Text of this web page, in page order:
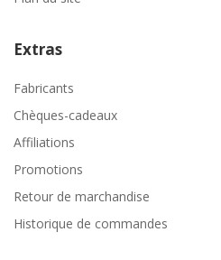
Extras
Fabricants
Chèques-cadeaux
Affiliations
Promotions
Retour de marchandise
Historique de commandes